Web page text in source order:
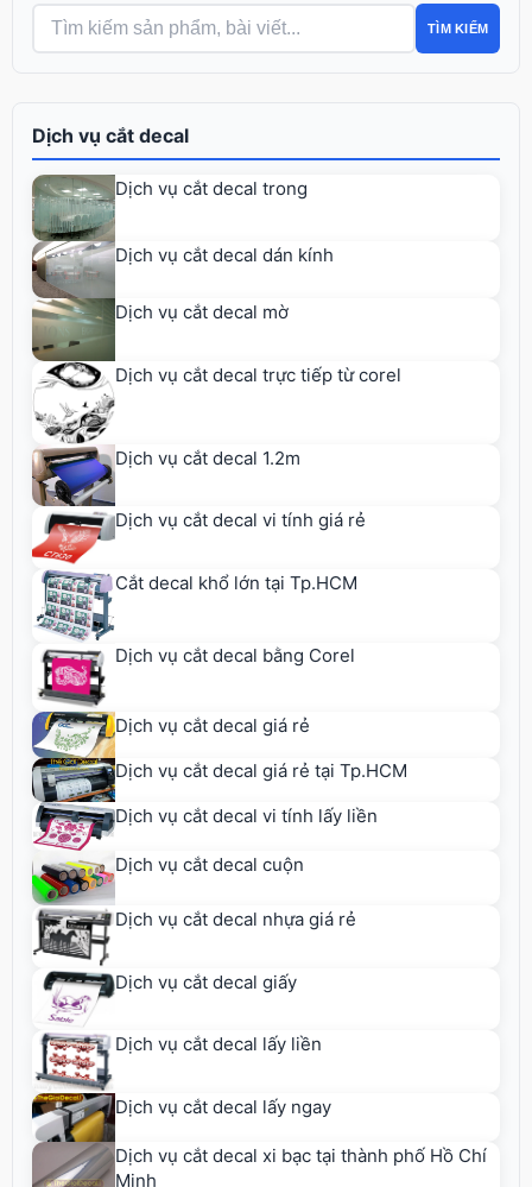
TÌM KIẾM
Dịch vụ cắt decal
Dịch vụ cắt decal trong
Dịch vụ cắt decal dán kính
Dịch vụ cắt decal mờ
Dịch vụ cắt decal trực tiếp từ corel
Dịch vụ cắt decal 1.2m
Dịch vụ cắt decal vi tính giá rẻ
Cắt decal khổ lớn tại Tp.HCM
Dịch vụ cắt decal bằng Corel
Dịch vụ cắt decal giá rẻ
Dịch vụ cắt decal giá rẻ tại Tp.HCM
Dịch vụ cắt decal vi tính lấy liền
Dịch vụ cắt decal cuộn
Dịch vụ cắt decal nhựa giá rẻ
Dịch vụ cắt decal giấy
Dịch vụ cắt decal lấy liền
Dịch vụ cắt decal lấy ngay
Dịch vụ cắt decal xi bạc tại thành phố Hồ Chí
Minh